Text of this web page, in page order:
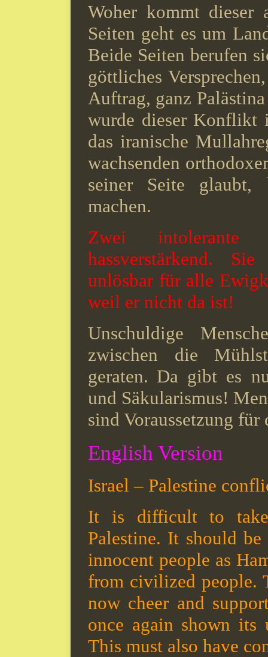
Woher kommt dieser
Seiten geht es um
Beide Seiten berufen
göttliches
Auftrag, ganz
wurde dieser Konflikt
das iranische
wachsenden
seiner Seite glaubt,
machen.
Zwei intolerante
hassverstärkend.
unlösbar für alle
weil er nicht da ist!
Unschuldige
zwischen die
geraten. Da gibt es
und Säkularismus!
sind Voraussetzung für
English Version
Israel – Palestine
It is difficult to
Palestine. It should
innocent people as
from civilized people.
now cheer and
once again shown
This must also have